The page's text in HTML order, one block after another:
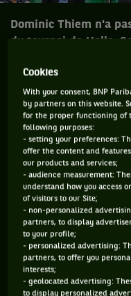
Dominic Thiem n'a
du tournoi de Halle.
cela que Jean-
13 Provence, voit la
problématiques de
Après un break de
avec le tennis en
Sugita, à Halle. Une fois
indescriptible de voir
pouvais plus m'arrêter
à moitié vide, alors que
finaliste de Roland-
ben malgré tout, ça ne
et les Hallois.
Cookies
With your consent, BNP
by partners on this website.
for the proper functioning of
following purposes:
- setting your preferences:
offer the content and
our products and services;
- audience measurement:
understand how you access
of visitors to our Site;
- non-personalized
partners, to display
to your profile;
- personalized advertising:
partners, to offer you
interests;
- geolocated advertising:
to display personalized